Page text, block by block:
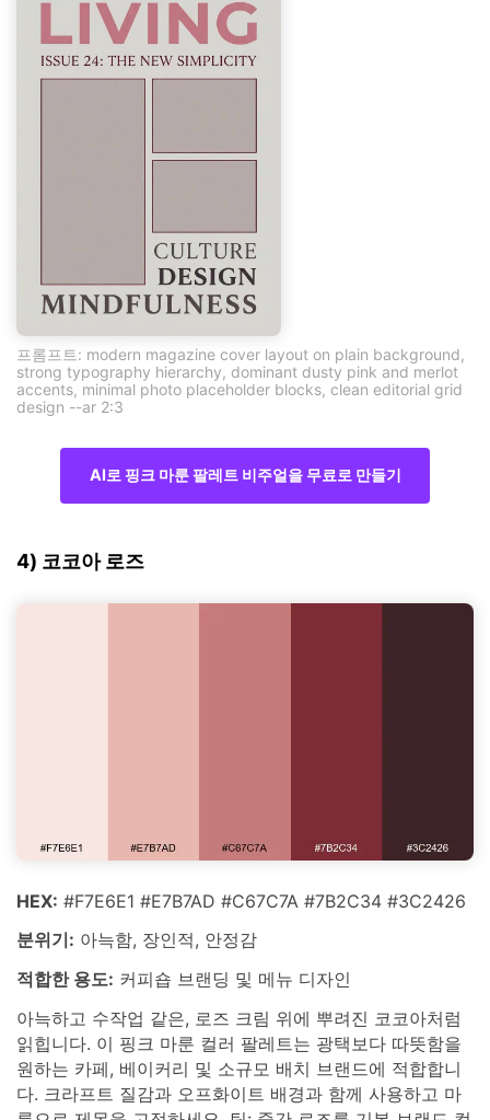
프롬프트: modern magazine cover layout on plain background,
strong typography hierarchy, dominant dusty pink and merlot
accents, minimal photo placeholder blocks, clean editorial grid
design --ar 2:3
AI로 핑크 마룬 팔레트 비주얼을 무료로 만들기
4) 코코아 로즈
HEX: #F7E6E1 #E7B7AD #C67C7A #7B2C34 #3C2426
분위기: 아늑함, 장인적, 안정감
적합한 용도: 커피숍 브랜딩 및 메뉴 디자인
아늑하고 수작업 같은, 로즈 크림 위에 뿌려진 코코아처럼
읽힙니다. 이 핑크 마룬 컬러 팔레트는 광택보다 따뜻함을
원하는 카페, 베이커리 및 소규모 배치 브랜드에 적합합니
다. 크라프트 질감과 오프화이트 배경과 함께 사용하고 마